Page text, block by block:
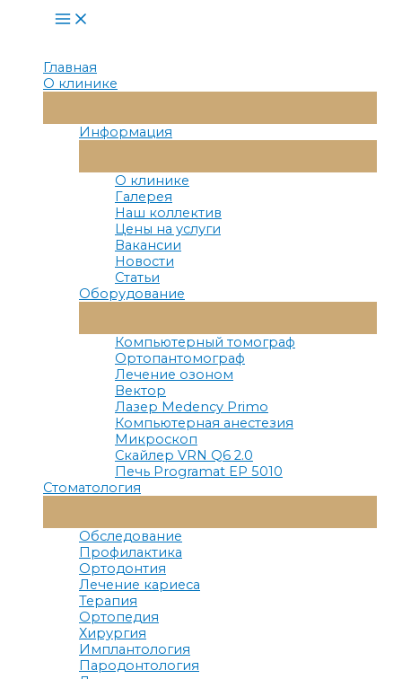
Main
Menu
Главная
О клинике
Меню
Информация
Меню
О клинике
Галерея
Наш коллектив
Цены на услуги
Вакансии
Новости
Статьи
Оборудование
Меню
Компьютерный томограф
Ортопантомограф
Лечение озоном
Вектор
Лазер Medency Primo
Компьютерная анестезия
Микроскоп
Скайлер VRN Q6 2.0
Печь Programat EP 5010
Стоматология
Меню
Обследование
Профилактика
Ортодонтия
Лечение кариеса
Терапия
Ортопедия
Хирургия
Имплантология
Пародонтология